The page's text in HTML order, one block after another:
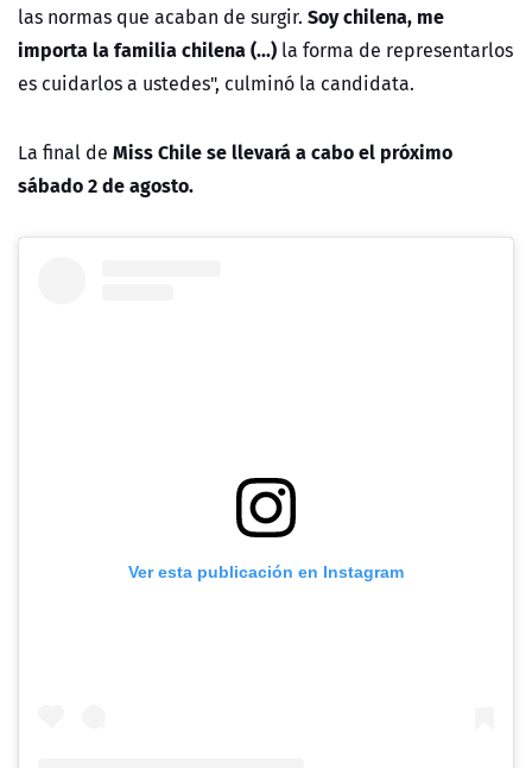
las normas que acaban de surgir. Soy chilena, me
importa la familia chilena (...) la forma de representarlos
es cuidarlos a ustedes", culminó la candidata.
La final de Miss Chile se llevará a cabo el próximo
sábado 2 de agosto.
Ver esta publicación en Instagram